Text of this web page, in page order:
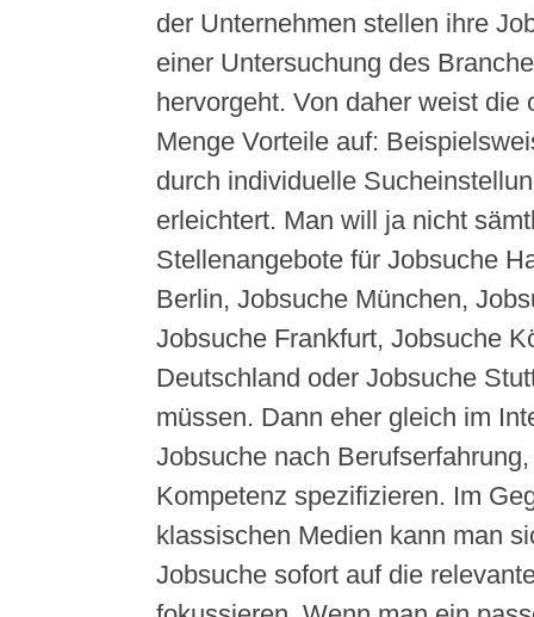
der Unternehmen stellen ihre
einer Untersuchung des
hervorgeht. Von daher weist die
Menge Vorteile auf:
durch individuelle
erleichtert. Man will ja nicht
Stellenangebote für Jobsuche
Berlin, Jobsuche München,
Jobsuche Frankfurt, Jobsuche
Deutschland oder Jobsuche
müssen. Dann eher gleich im
Jobsuche nach
Kompetenz spezifizieren. Im
klassischen Medien kann man
Jobsuche sofort auf die